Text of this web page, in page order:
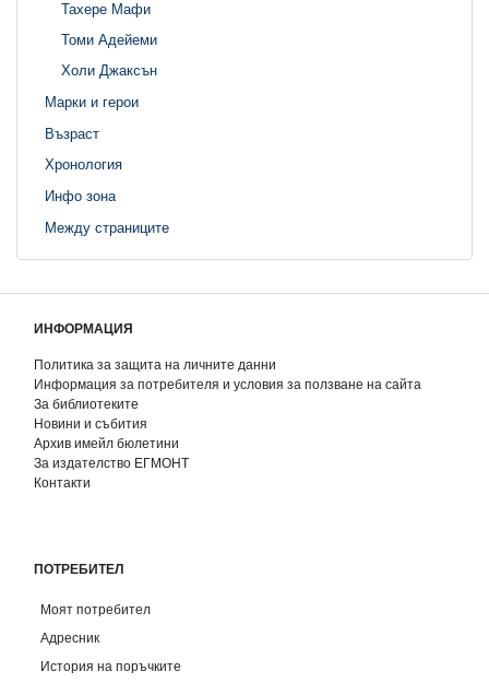
Тахере Мафи
Томи Адейеми
Холи Джаксън
Марки и герои
Възраст
Хронология
Инфо зона
Между страниците
ИНФОРМАЦИЯ
Политика за защита на личните данни
Информация за потребителя и условия за ползване на сайта
За библиотеките
Новини и събития
Архив имейл бюлетини
За издателство ЕГМОНТ
Контакти
ПОТРЕБИТЕЛ
Моят потребител
Адресник
История на поръчките